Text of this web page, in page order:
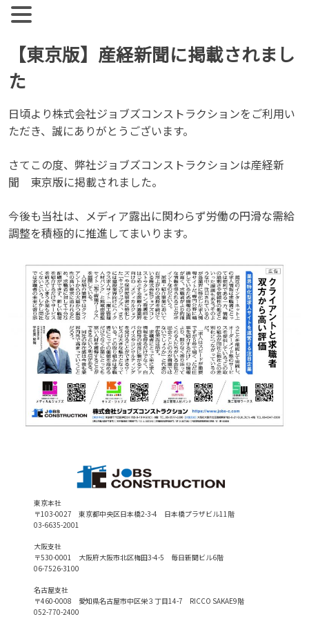
Skip
content
【公式】ジョブズコンストラクション
弊社では雇用促進を目標に人材紹介、人材派遣を行っておりま
離職率が非常に高い実情があります。
【東京版】産経新聞に掲載されまし
た
日頃より株式会社ジョブズコンストラクションをご利用い
ただき、誠にありがとうございます。
さてこの度、弊社ジョブズコンストラクションは産経新
聞 東京版に掲載されました。
今後も当社は、メディア露出に関わらず労働の円滑な需給
調整を積極的に推進してまいります。
東京本社
〒103-0027 東京都中央区日本橋2-3-4 日本橋プラザビル11階
03-6635-2001
大阪支社
〒530-0001 大阪府大阪市北区梅田3-4-5 毎日新聞ビル6階
06-7526-3100
名古屋支社
〒460-0008 愛知県名古屋市中区栄３丁目14-7 RICCO SAKAE9階
052-770-2400